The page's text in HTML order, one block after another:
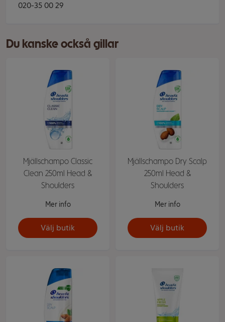
020-35 00 29
Du kanske också gillar
Mjällschampo Classic
Clean 250ml Head &
Shoulders
Mer info
Välj butik
Mjällschampo Dry Scalp
250ml Head &
Shoulders
Mer info
Välj butik